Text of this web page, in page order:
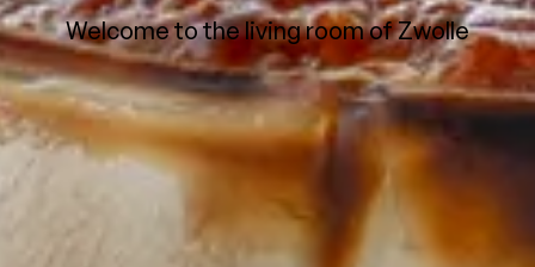
Welcome to the living room of Zwolle